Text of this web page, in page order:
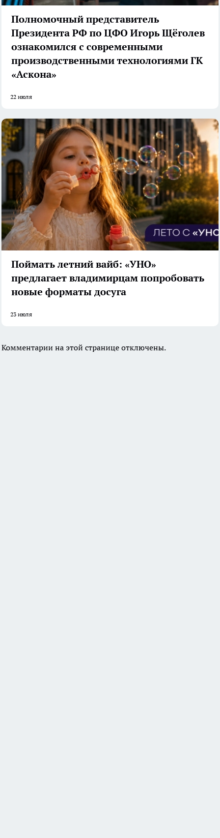
Полномочный представитель
Президента РФ по ЦФО Игорь Щёголев
ознакомился с современными
производственными технологиями ГК
«Аскона»
22 июля
Поймать летний вайб: «УНО»
предлагает владимирцам попробовать
новые форматы досуга
23 июля
Комментарии на этой странице отключены.